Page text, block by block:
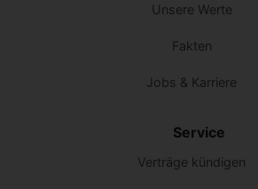
Unsere Werte
Fakten
Jobs & Karriere
Service
Verträge kündigen